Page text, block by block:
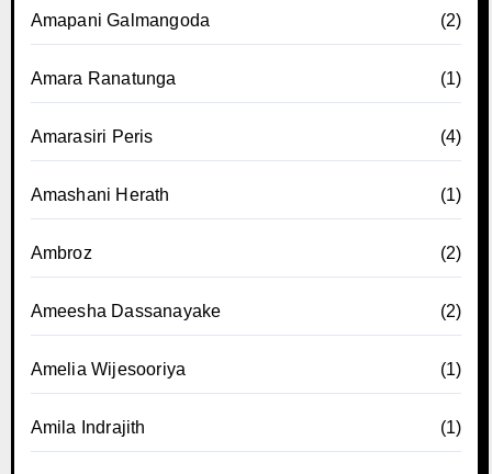
Amapani Galmangoda (2)
Amara Ranatunga (1)
Amarasiri Peris (4)
Amashani Herath (1)
Ambroz (2)
Ameesha Dassanayake (2)
Amelia Wijesooriya (1)
Amila Indrajith (1)